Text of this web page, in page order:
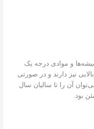
و موادی درجه یک
نیز دارند و در صورتی
آن را تا سالیان سال
بود.